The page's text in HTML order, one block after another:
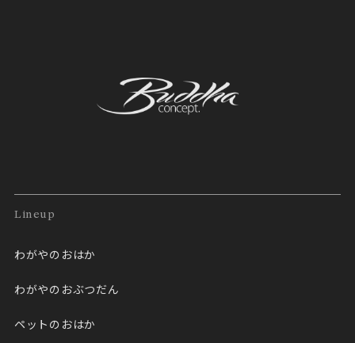
Lineup
わがやのおはか
わがやのおぶつだん
ペットのおはか